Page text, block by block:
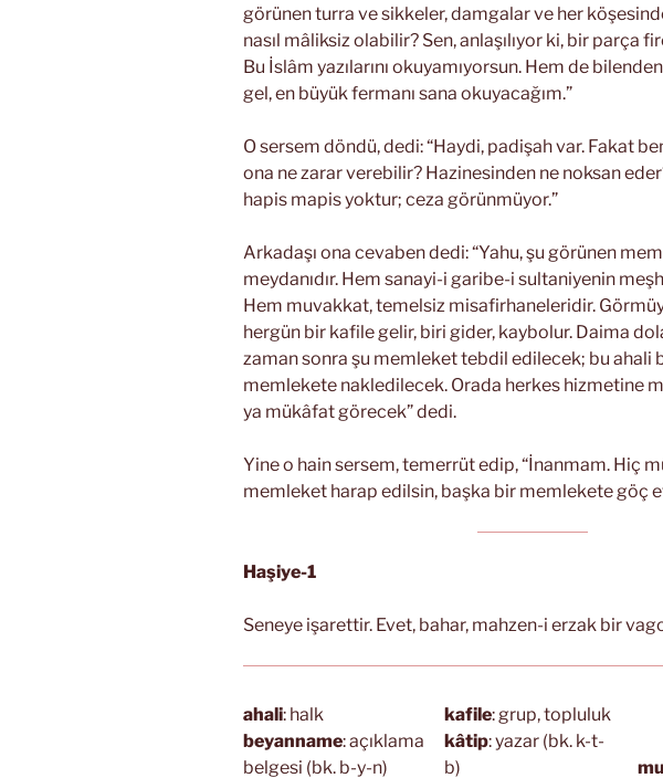
görünen turra ve sikkeler, damgalar ve her
nasıl mâliksiz olabilir? Sen, anlaşılıyor ki, bir parça
Bu İslâm yazılarını okuyamıyorsun. Hem de
gel, en büyük fermanı sana okuyacağım.”
O sersem döndü, dedi: “Haydi, padişah var. Fakat
ona ne zarar verebilir? Hazinesinden ne noksan
hapis mapis yoktur; ceza görünmüyor.”
Arkadaşı ona cevaben dedi: “Yahu, şu görünen
meydanıdır. Hem sanayi-i garibe-i sultaniyenin
Hem muvakkat, temelsiz misafirhaneleridir.
hergün bir kafile gelir, biri gider, kaybolur. Daima
zaman sonra şu memleket tebdil edilecek; bu ahali
memlekete nakledilecek. Orada herkes hizmetine
ya mükâfat görecek” dedi.
Yine o hain sersem, temerrüt edip, “İnanmam. Hiç
memleket harap edilsin, başka bir memlekete göç
Haşiye-1
Seneye işarettir. Evet, bahar, mahzen-i erzak bir
ahali: halk
beyanname: açıklama
belgesi (bk. b-y-n)
kafile: grup, topluluk
kâtip: yazar (bk. k-t-
b)